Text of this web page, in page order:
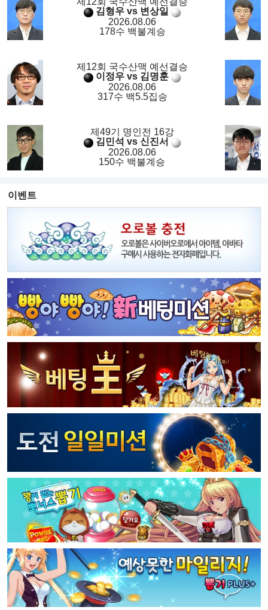
김형우 vs 변상일
2026.08.06
178수 백불계승
제12회 국수산맥 예선결승
이정우 vs 김명훈
2026.08.06
317수 백5.5집승
제49기 명인전 16강
김민석 vs 신진서
2026.08.06
150수 백불계승
이벤트